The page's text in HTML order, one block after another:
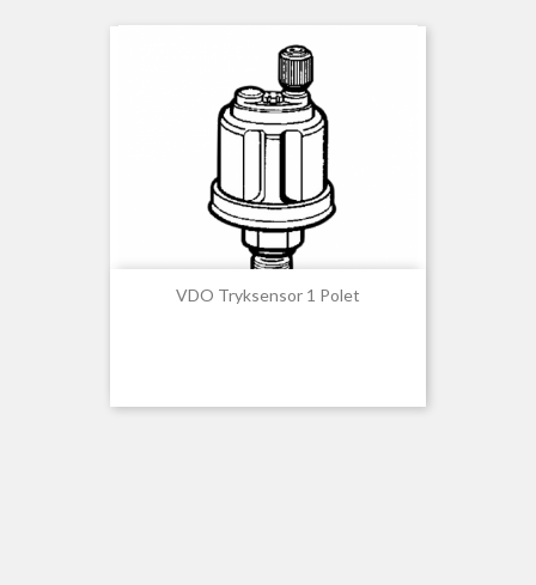
VDO Tryksensor 1 Polet